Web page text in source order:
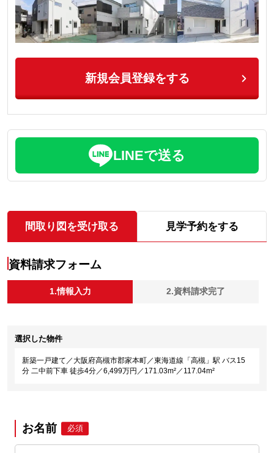
新規会員登録をする
LINEで送る
間取り図を受け取る 見学予約をする
資料請求フォーム
1.情報入力 2.資料請求完了
選択した物件
新築一戸建て／大阪府高槻市郡家本町／東海道線「高槻」駅 バス15
分 二中前下車 徒歩4分／6,499万円／171.03m²／117.04m²
お名前 必須